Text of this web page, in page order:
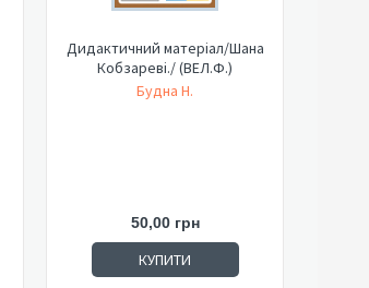
Дидактичний матеріал/Шана
Кобзареві./ (ВЕЛ.Ф.)
Будна Н.
50,00 грн
КУПИТИ